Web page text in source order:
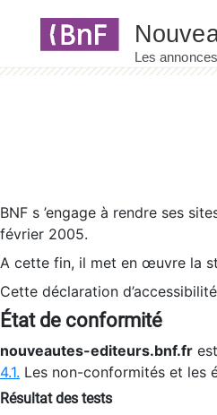
BNF s ’engage à rendre ses
février 2005.
A cette fin, il met en œuvre la
Cette déclaration
État de conformité
nouveautes-editeurs.bnf.fr
4.1. Les non-conformités et les
Résultat des tests